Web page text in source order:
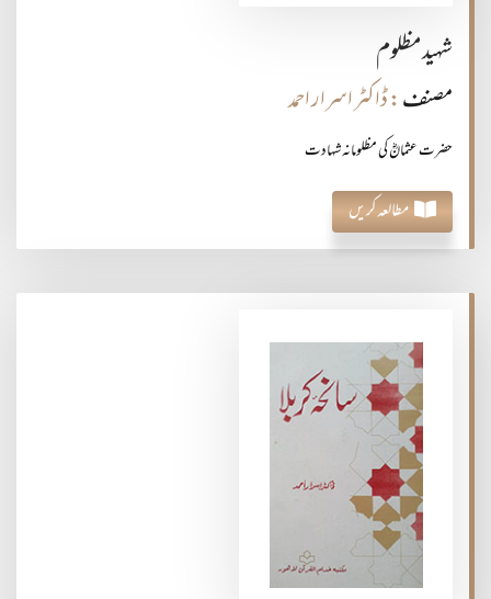
شہید مظلوم
مصنف: ڈاکٹر اسرار احمد
حضرت عثمانؓ کی مظلومانہ شہادت
مطالعہ کریں